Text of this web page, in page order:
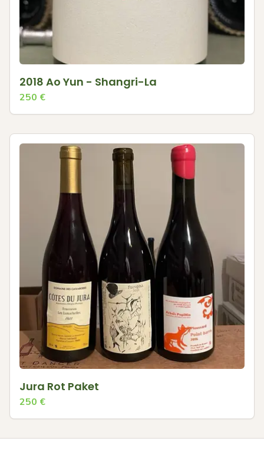
2018 Ao Yun - Shangri-La
250 €
Jura Rot Paket
250 €